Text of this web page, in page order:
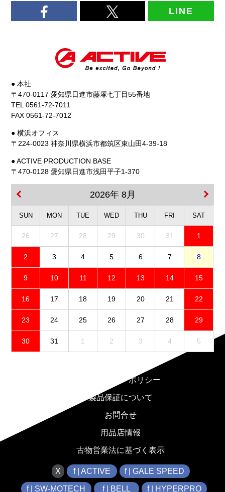
LINE
● 本社
〒470-0117 愛知県日進市藤塚七丁目55番地
TEL 0561-72-7011
FAX 0561-72-7012
● 横浜オフィス
〒224-0023 神奈川県横浜市都筑区東山田4-39-18
● ACTIVE PRODUCTION BASE
〒470-0128 愛知県日進市浅田平子1-370
2026年 8月
SUN MON TUE WED THU FRI SAT
26 27 28 29 30 31 1
2 3 4 5 6 7 8
9 10 11 12 13 14 15
16 17 18 19 20 21 22
23 24 25 26 27 28 29
30 31 1 2 3 4 5
プライバシーポリシー
製品保証について
お問合せ
用品店情報
古物営業法に基づく表示
X f | ACTIVE f | GALE SPEED
f | SW-MOTECH f | BELL f | HYPERPRO